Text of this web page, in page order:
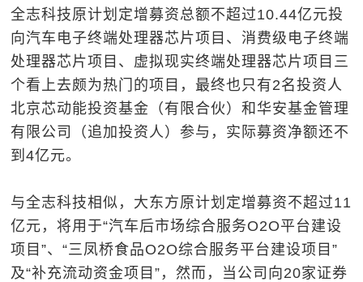
全志科技原计划定增募资总额不超过10.44亿元投
向汽车电子终端处理器芯片项目、消费级电子终端
处理器芯片项目、虚拟现实终端处理器芯片项目三
个看上去颇为热门的项目，最终也只有2名投资人
北京芯动能投资基金（有限合伙）和华安基金管理
有限公司（追加投资人）参与，实际募资净额还不
到4亿元。
与全志科技相似，大东方原计划定增募资不超过11
亿元，将用于“汽车后市场综合服务O2O平台建设
项目”、“三凤桥食品O2O综合服务平台建设项目”
及“补充流动资金项目”，然而，当公司向20家证券